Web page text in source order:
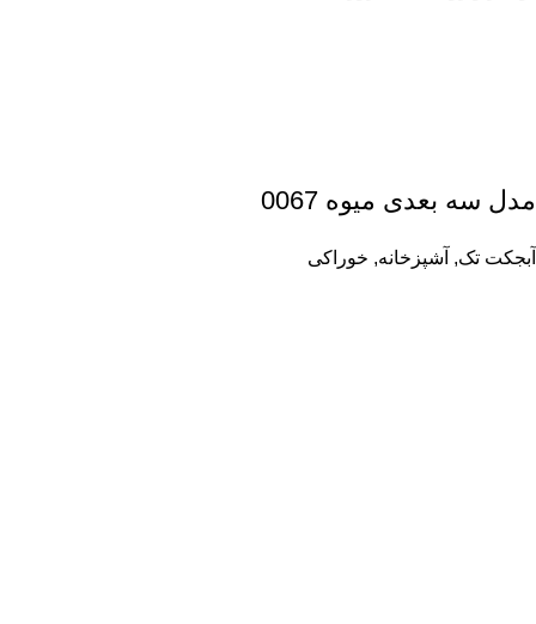
مدل سه بعدی میوه 0067
آبجکت تک, آشپزخانه, خوراکی